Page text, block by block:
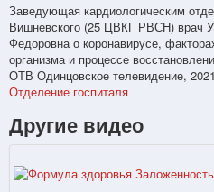
Заведующая кардиологическим
Вишневского (25 ЦВКГ РВСН)
Федоровна о коронавирусе,
организма и процессе
ОТВ Одинцовское телевидение, 2021
Отделение госпиталя
Другие видео